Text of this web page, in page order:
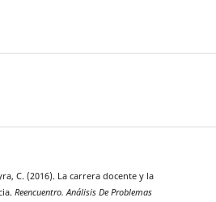
C. (2016). La carrera docente y la
Reencuentro. Análisis De Problemas